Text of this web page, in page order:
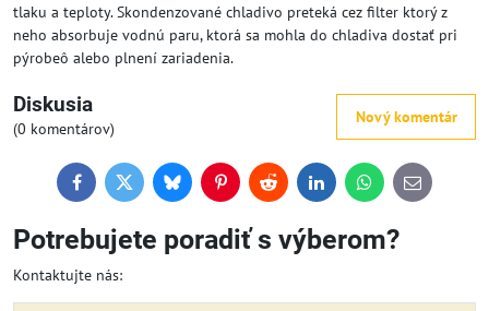
tlaku a teploty. Skondenzované chladivo preteká cez filter ktorý z
neho absorbuje vodnú paru, ktorá sa mohla do chladiva dostať pri
pýrobeô alebo plnení zariadenia.
Diskusia
(0 komentárov)
Nový komentár
FacebookTwitterBlueskyPinterestReddit LinkedInWhatsApp
E-
mail
Potrebujete poradiť s výberom?
Kontaktujte nás: